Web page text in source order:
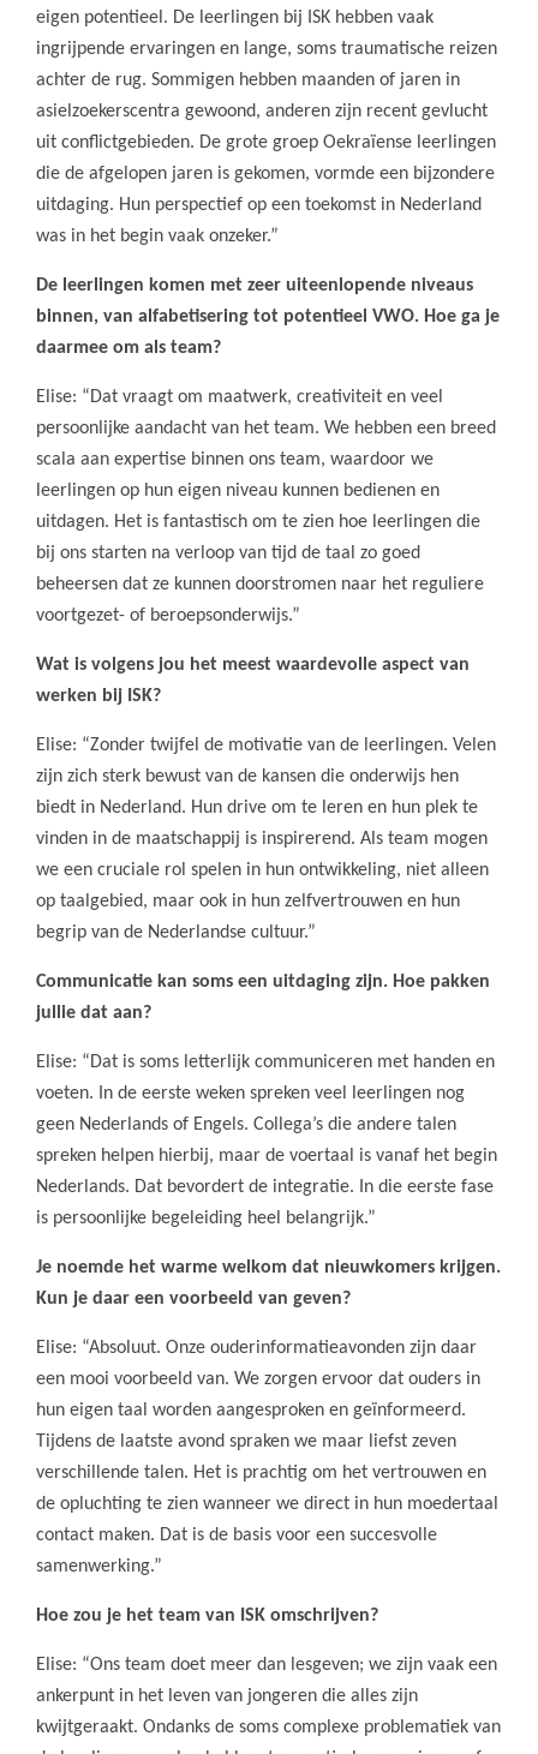
eigen potentieel. De leerlingen bij ISK hebben vaak
ingrijpende ervaringen en lange, soms traumatische reizen
achter de rug. Sommigen hebben maanden of jaren in
asielzoekerscentra gewoond, anderen zijn recent gevlucht
uit conflictgebieden. De grote groep Oekraïense leerlingen
die de afgelopen jaren is gekomen, vormde een bijzondere
uitdaging. Hun perspectief op een toekomst in Nederland
was in het begin vaak onzeker.”
De leerlingen komen met zeer uiteenlopende niveaus
binnen, van alfabetisering tot potentieel VWO. Hoe ga je
daarmee om als team?
Elise: “Dat vraagt om maatwerk, creativiteit en veel
persoonlijke aandacht van het team. We hebben een breed
scala aan expertise binnen ons team, waardoor we
leerlingen op hun eigen niveau kunnen bedienen en
uitdagen. Het is fantastisch om te zien hoe leerlingen die
bij ons starten na verloop van tijd de taal zo goed
beheersen dat ze kunnen doorstromen naar het reguliere
voortgezet- of beroepsonderwijs.”
Wat is volgens jou het meest waardevolle aspect van
werken bij ISK?
Elise: “Zonder twijfel de motivatie van de leerlingen. Velen
zijn zich sterk bewust van de kansen die onderwijs hen
biedt in Nederland. Hun drive om te leren en hun plek te
vinden in de maatschappij is inspirerend. Als team mogen
we een cruciale rol spelen in hun ontwikkeling, niet alleen
op taalgebied, maar ook in hun zelfvertrouwen en hun
begrip van de Nederlandse cultuur.”
Communicatie kan soms een uitdaging zijn. Hoe pakken
jullie dat aan?
Elise: “Dat is soms letterlijk communiceren met handen en
voeten. In de eerste weken spreken veel leerlingen nog
geen Nederlands of Engels. Collega’s die andere talen
spreken helpen hierbij, maar de voertaal is vanaf het begin
Nederlands. Dat bevordert de integratie. In die eerste fase
is persoonlijke begeleiding heel belangrijk.”
Je noemde het warme welkom dat nieuwkomers krijgen.
Kun je daar een voorbeeld van geven?
Elise: “Absoluut. Onze ouderinformatieavonden zijn daar
een mooi voorbeeld van. We zorgen ervoor dat ouders in
hun eigen taal worden aangesproken en geïnformeerd.
Tijdens de laatste avond spraken we maar liefst zeven
verschillende talen. Het is prachtig om het vertrouwen en
de opluchting te zien wanneer we direct in hun moedertaal
contact maken. Dat is de basis voor een succesvolle
samenwerking.”
Hoe zou je het team van ISK omschrijven?
Elise: “Ons team doet meer dan lesgeven; we zijn vaak een
ankerpunt in het leven van jongeren die alles zijn
kwijtgeraakt. Ondanks de soms complexe problematiek van